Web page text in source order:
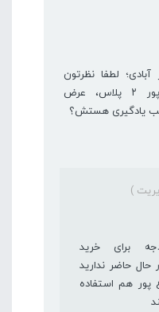
لطفا نظرتون
راجب گیتار متاع پور ۲ پلاس، عرض
یادگیری هستش؟
)
برای خرید
حال حاضر ندارید
پور هم استفاده